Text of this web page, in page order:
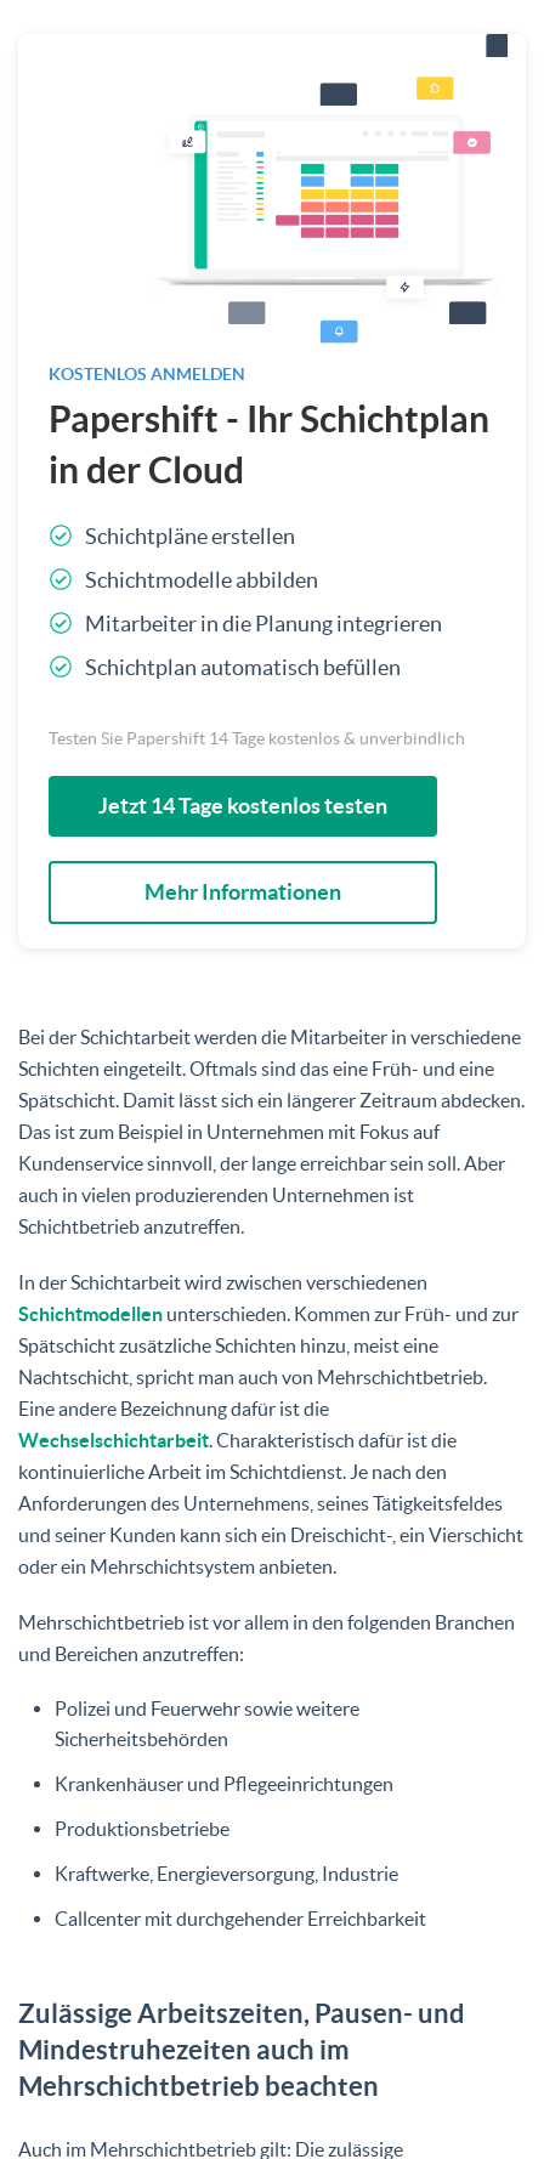
KOSTENLOS ANMELDEN
Papershift - Ihr Schichtplan
in der Cloud
Schichtpläne erstellen
Schichtmodelle abbilden
Mitarbeiter in die Planung integrieren
Schichtplan automatisch befüllen
Testen Sie Papershift 14 Tage kostenlos & unverbindlich
Jetzt 14 Tage kostenlos testen
Mehr Informationen
Bei der Schichtarbeit werden die Mitarbeiter in verschiedene
Schichten eingeteilt. Oftmals sind das eine Früh- und eine
Spätschicht. Damit lässt sich ein längerer Zeitraum abdecken.
Das ist zum Beispiel in Unternehmen mit Fokus auf
Kundenservice sinnvoll, der lange erreichbar sein soll. Aber
auch in vielen produzierenden Unternehmen ist
Schichtbetrieb anzutreffen.
In der Schichtarbeit wird zwischen verschiedenen
Schichtmodellen unterschieden. Kommen zur Früh- und zur
Spätschicht zusätzliche Schichten hinzu, meist eine
Nachtschicht, spricht man auch von Mehrschichtbetrieb.
Eine andere Bezeichnung dafür ist die
Wechselschichtarbeit. Charakteristisch dafür ist die
kontinuierliche Arbeit im Schichtdienst. Je nach den
Anforderungen des Unternehmens, seines Tätigkeitsfeldes
und seiner Kunden kann sich ein Dreischicht-, ein Vierschicht
oder ein Mehrschichtsystem anbieten.
Mehrschichtbetrieb ist vor allem in den folgenden Branchen
und Bereichen anzutreffen:
Polizei und Feuerwehr sowie weitere
Sicherheitsbehörden
Krankenhäuser und Pflegeeinrichtungen
Produktionsbetriebe
Kraftwerke, Energieversorgung, Industrie
Callcenter mit durchgehender Erreichbarkeit
Zulässige Arbeitszeiten, Pausen- und
Mindestruhezeiten auch im
Mehrschichtbetrieb beachten
Auch im Mehrschichtbetrieb gilt: Die zulässige